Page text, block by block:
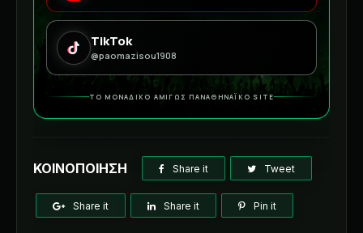
TikTok
@paomazisou1908
ΤΟ ΜΟΝΑΔΙΚΟ ΑΜΙΓΩΣ ΠΑΝΑΘΗΝΑΪΚΟ SITE
ΚΟΙΝΟΠΟΙΗΣΗ Share it Tweet
Share it Share it Pin it